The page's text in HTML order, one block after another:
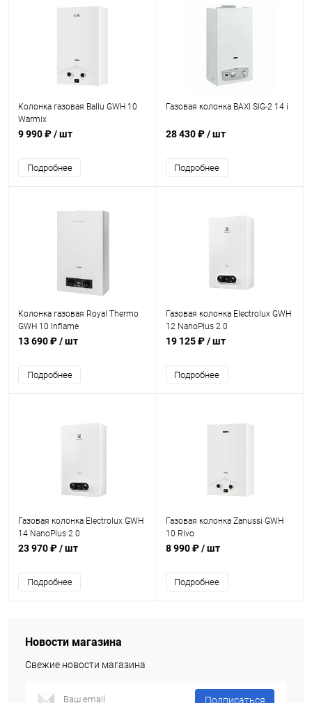
Колонка газовая Ballu GWH 10
Warmix
9 990 ₽/ шт
Подробнее
Газовая колонка BAXI SIG-2 14 i
28 430 ₽/ шт
Подробнее
Колонка газовая Royal Thermo
GWH 10 Inflame
13 690 ₽/ шт
Подробнее
Газовая колонка Electrolux GWH
12 NanoPlus 2.0
19 125 ₽/ шт
Подробнее
Газовая колонка Electrolux GWH
14 NanoPlus 2.0
23 970 ₽/ шт
Подробнее
Газовая колонка Zanussi GWH
10 Rivo
8 990 ₽/ шт
Подробнее
Новости магазина
Свежие новости магазина
Подписаться